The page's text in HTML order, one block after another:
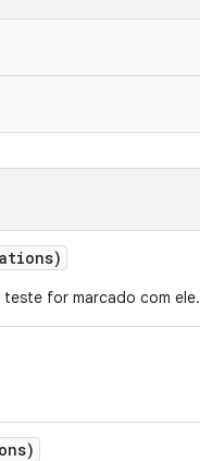
teste for marcado com ele.